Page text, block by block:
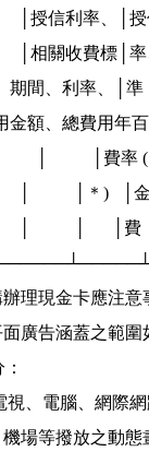
│授信利
│相關收
額、期間、利率、│
金額、總費用年
│          │
│          │＊)
│          │      │費
辦理現金卡應注
平面廣告涵蓋之範
：電視、電腦、
運、機場等撥放之動